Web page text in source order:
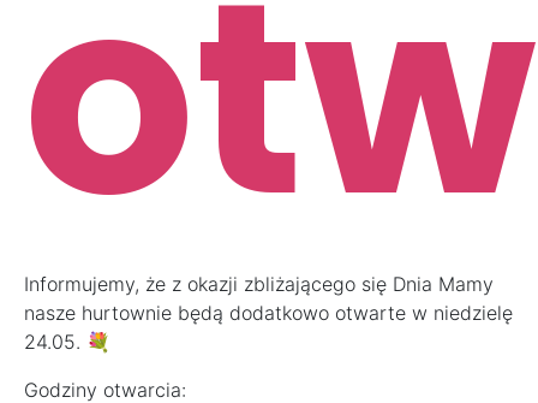
Informujemy, że z okazji zbliżającego się Dnia Mamy
nasze hurtownie będą dodatkowo otwarte w niedzielę
24.05. 💐
Godziny otwarcia: